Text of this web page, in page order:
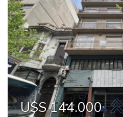
U$S 144.000
U$S 268.000
U$S 290.000